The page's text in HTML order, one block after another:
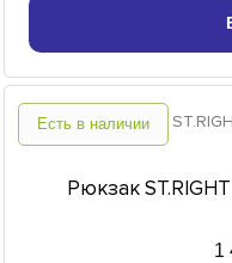
Есть в наличии
Рюкзак
1